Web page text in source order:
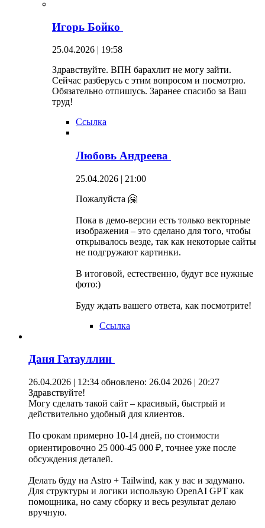
Игорь Бойко
25.04.2026 | 19:58
Здравствуйте. ВПН барахлит не могу зайти.
Сейчас разберусь с этим вопросом и посмотрю.
Обязательно отпишусь. Заранее спасибо за Ваш
труд!
Ссылка
Любовь Андреева
25.04.2026 | 21:00
Пожалуйста 🤗
Пока в демо-версии есть только векторные
изображения – это сделано для того, чтобы
открывалось везде, так как некоторые сайты
не подгружают картинки.
В итоговой, естественно, будут все нужные
фото:)
Буду ждать вашего ответа, как посмотрите!
Ссылка
Даня Гатауллин
26.04.2026 | 12:34 обновлено: 26.04 2026 | 20:27
Здравствуйте!
Могу сделать такой сайт – красивый, быстрый и
действительно удобный для клиентов.
По срокам примерно 10-14 дней, по стоимости
ориентировочно 25 000-45 000 ₽, точнее уже после
обсуждения деталей.
Делать буду на Astro + Tailwind, как у вас и задумано.
Для структуры и логики использую OpenAI GPT как
помощника, но саму сборку и весь результат делаю
вручную.